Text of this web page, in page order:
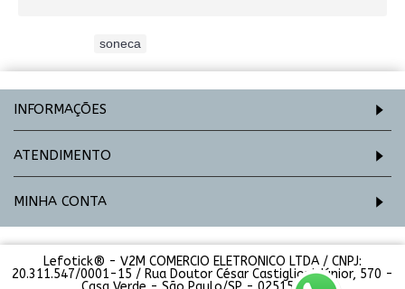
soneca
INFORMAÇÕES
ATENDIMENTO
MINHA CONTA
Lefotick® - V2M COMERCIO ELETRONICO LTDA / CNPJ:
20.311.547/0001-15 / Rua Doutor César Castiglioni Júnior, 570 -